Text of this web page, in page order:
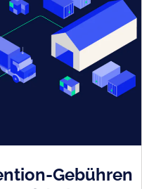
Gebühren